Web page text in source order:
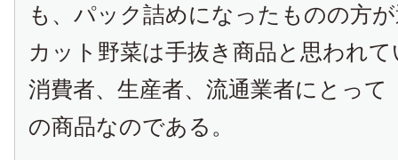
も、パック詰めになったものの方
カット野菜は手抜き商品と思われ
消費者、生産者、流通業者にとって
の商品なのである。